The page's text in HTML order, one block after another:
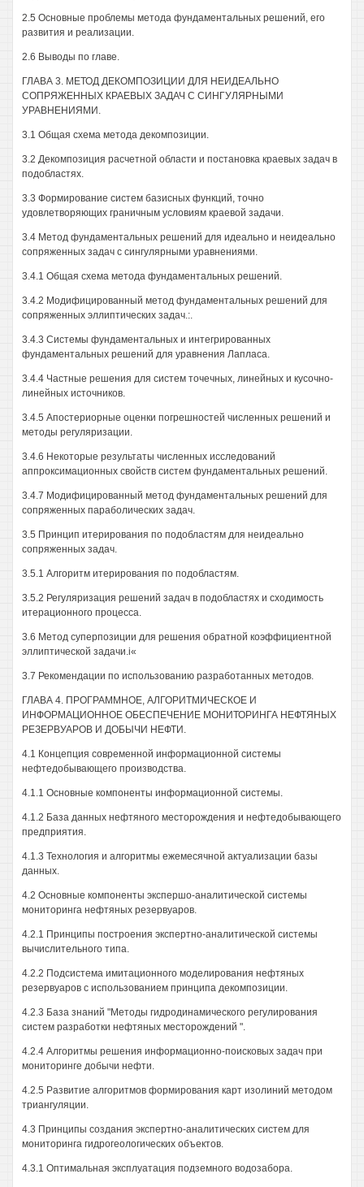
2.5 Основные проблемы метода фундаментальных решений, его
развития и реализации.
2.6 Выводы по главе.
ГЛАВА 3. МЕТОД ДЕКОМПОЗИЦИИ ДЛЯ НЕИДЕАЛЬНО
СОПРЯЖЕННЫХ КРАЕВЫХ ЗАДАЧ С СИНГУЛЯРНЫМИ
УРАВНЕНИЯМИ.
3.1 Общая схема метода декомпозиции.
3.2 Декомпозиция расчетной области и постановка краевых задач в
подобластях.
3.3 Формирование систем базисных функций, точно
удовлетворяющих граничным условиям краевой задачи.
3.4 Метод фундаментальных решений для идеально и неидеально
сопряженных задач с сингулярными уравнениями.
3.4.1 Общая схема метода фундаментальных решений.
3.4.2 Модифицированный метод фундаментальных решений для
сопряженных эллиптических задач.:.
3.4.3 Системы фундаментальных и интегрированных
фундаментальных решений для уравнения Лапласа.
3.4.4 Частные решения для систем точечных, линейных и кусочно-
линейных источников.
3.4.5 Апостериорные оценки погрешностей численных решений и
методы регуляризации.
3.4.6 Некоторые результаты численных исследований
аппроксимационных свойств систем фундаментальных решений.
3.4.7 Модифицированный метод фундаментальных решений для
сопряженных параболических задач.
3.5 Принцип итерирования по подобластям для неидеально
сопряженных задач.
3.5.1 Алгоритм итерирования по подобластям.
3.5.2 Регуляризация решений задач в подобластях и сходимость
итерационного процесса.
3.6 Метод суперпозиции для решения обратной коэффициентной
эллиптической задачи.i«
3.7 Рекомендации по использованию разработанных методов.
ГЛАВА 4. ПРОГРАММНОЕ, АЛГОРИТМИЧЕСКОЕ И
ИНФОРМАЦИОННОЕ ОБЕСПЕЧЕНИЕ МОНИТОРИНГА НЕФТЯНЫХ
РЕЗЕРВУАРОВ И ДОБЫЧИ НЕФТИ.
4.1 Концепция современной информационной системы
нефтедобывающего производства.
4.1.1 Основные компоненты информационной системы.
4.1.2 База данных нефтяного месторождения и нефтедобывающего
предприятия.
4.1.3 Технология и алгоритмы ежемесячной актуализации базы
данных.
4.2 Основные компоненты экспершо-аналитической системы
мониторинга нефтяных резервуаров.
4.2.1 Принципы построения экспертно-аналитической системы
вычислительного типа.
4.2.2 Подсистема имитационного моделирования нефтяных
резервуаров с использованием принципа декомпозиции.
4.2.3 База знаний "Методы гидродинамического регулирования
систем разработки нефтяных месторождений ".
4.2.4 Алгоритмы решения информационно-поисковых задач при
мониторинге добычи нефти.
4.2.5 Развитие алгоритмов формирования карт изолиний методом
триангуляции.
4.3 Принципы создания экспертно-аналитических систем для
мониторинга гидрогеологических объектов.
4.3.1 Оптимальная эксплуатация подземного водозабора.